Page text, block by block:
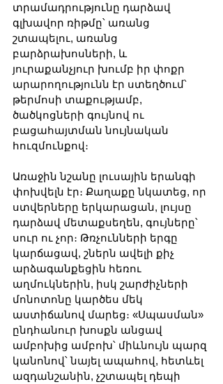
տրամադրությունը դարձավ
գլխավոր ռիթմը՝ առանց
շտապելու, առանց
բարձրախոսների, և
յուրաքանչյուր խումբ իր փոքր
արարողությունն էր ստեղծում՝
թերմոսի տաքությամբ,
ծածկոցների գույնով ու
բացահայտման նույնական
հուզմունքով։
Առաջին նշանը լուսային երանգի
փոխվելն էր։ Քաղաքը նկատեց, որ
ստվերները երկարացան, լույսը
դարձավ մետաքսեղեն, գույները՝
սուր ու չոր։ Թռչունների երգը
կարճացավ, շներն ավելի քիչ
արձագանքեցին հեռու
աղմուկներին, իսկ շարժիչների
մոնոտոնը կարծես մեկ
աստիճանով մարեց։ «Սպասման»
ընդհանուր խոսքն անցավ
ամբոխից ամբոխ՝ միևնույն պարզ
կանոնով՝ նայել ապահով, հետևել
ազդանշանին, չշտապել դեպի